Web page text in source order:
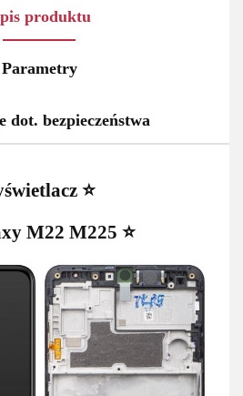
produktu
Parametry
dot. bezpieczeństwa
⭐
M22 M225 ⭐